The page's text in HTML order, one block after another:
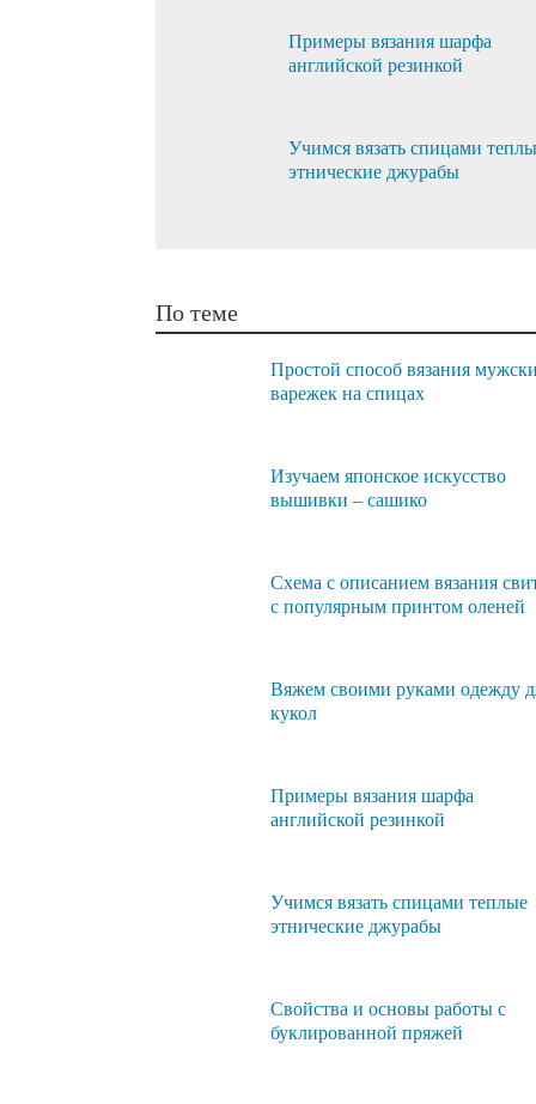
Примеры вязания шарфа
английской резинкой
Учимся вязать спицами
этнические джурабы
По теме
Простой способ вязания
варежек на спицах
Изучаем японское искусство
вышивки – сашико
Схема с описанием вязания
с популярным принтом оленей
Вяжем своими руками одежду
кукол
Примеры вязания шарфа
английской резинкой
Учимся вязать спицами теплые
этнические джурабы
Свойства и основы работы с
буклированной пряжей